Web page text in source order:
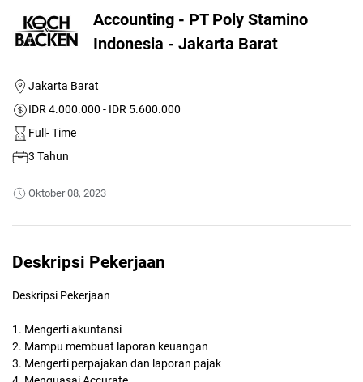
Accounting - PT Poly Stamino
Indonesia - Jakarta Barat
Jakarta Barat
IDR 4.000.000 - IDR 5.600.000
Full- Time
3 Tahun
Oktober 08, 2023
Deskripsi Pekerjaan
Deskripsi Pekerjaan
1. Mengerti akuntansi
2. Mampu membuat laporan keuangan
3. Mengerti perpajakan dan laporan pajak